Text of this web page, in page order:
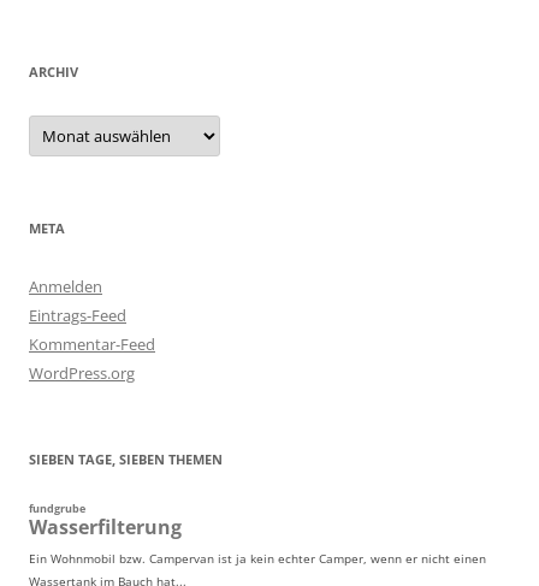
ARCHIV
Archiv
META
Anmelden
Eintrags-Feed
Kommentar-Feed
WordPress.org
SIEBEN TAGE, SIEBEN THEMEN